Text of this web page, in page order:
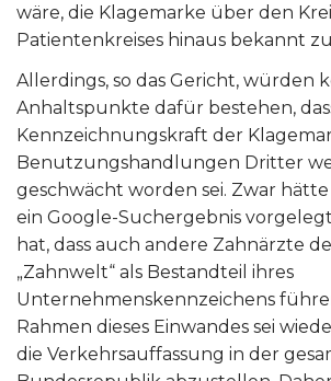
wäre, die Klagemarke über den
Patientenkreises hinaus bekannt
Allerdings, so das Gericht, würden
Anhaltspunkte dafür bestehen,
Kennzeichnungskraft der
Benutzungshandlungen Dritter
geschwächt worden sei. Zwar
ein Google-Suchergebnis
hat, dass auch andere Zahnärzte
„Zahnwelt“ als Bestandteil ihres
Unternehmenskennzeichens
Rahmen dieses Einwandes sei
die Verkehrsauffassung in der